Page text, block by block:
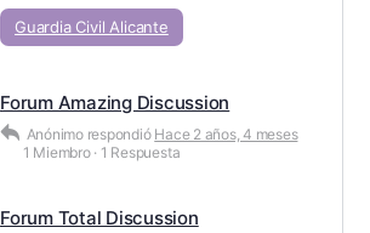
Guardia Civil Alicante
Forum Amazing Discussion
Anónimo respondió Hace 2 años, 4 meses
1 Miembro · 1 Respuesta
Forum Total Discussion